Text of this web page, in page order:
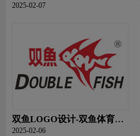
logo设计
2025-02-07
双鱼LOGO设计-双鱼体育用
品集团品牌logo设计
2025-02-06